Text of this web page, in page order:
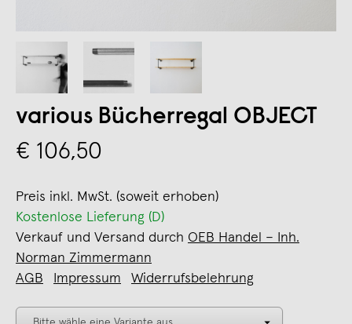
various Bücherregal OBJECT
€ 106,50
Preis inkl. MwSt. (soweit erhoben)
Kostenlose Lieferung (D)
Verkauf und Versand durch OEB Handel – Inh.
Norman Zimmermann
AGB
Impressum Widerrufsbelehrung